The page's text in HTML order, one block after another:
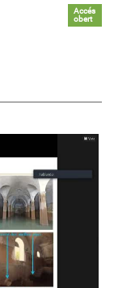
Accés
obert